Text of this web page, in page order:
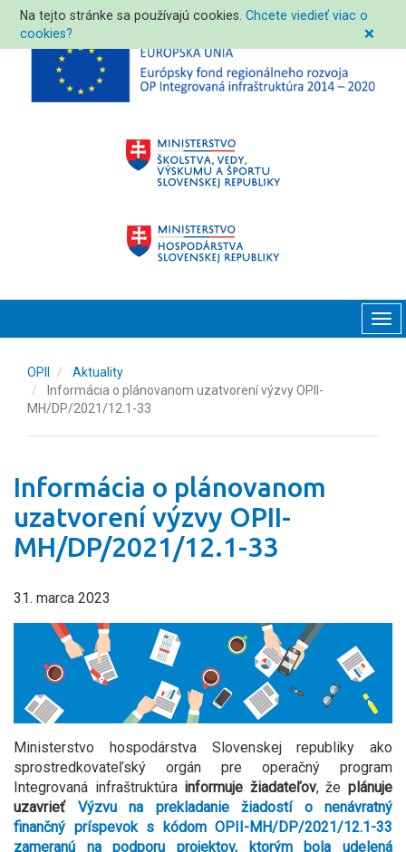
Na tejto stránke sa používajú cookies.Chcete viedieť viac o
cookies?
❌
OPII
Aktuality
Informácia o plánovanom uzatvorení výzvy OPII-
MH/DP/2021/12.1-33 ​
Informácia o plánovanom
uzatvorení výzvy OPII-
MH/DP/2021/12.1-33 ​
31. marca 2023
Ministerstvo hospodárstva Slovenskej republiky ako
sprostredkovateľský orgán pre operačný program
Integrovaná infraštruktúra informuje žiadateľov, žeplánuje
uzavrieť Výzvu na prekladanie žiadostí o nenávratný
finančný príspevok s kódom OPII-MH/DP/2021/12.1-33
zameranú na podporu projektov, ktorým bola udelená